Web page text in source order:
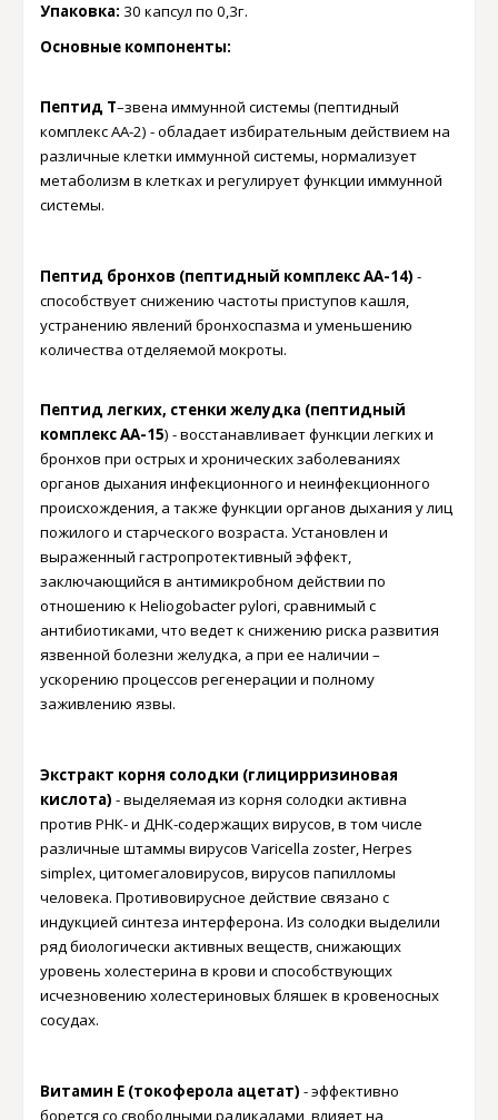
Упаковка: 30 капсул по 0,3г.
Основные компоненты:
Пептид Т–звена иммунной системы (пептидный
комплекс АА-2) - обладает избирательным действием на
различные клетки иммунной системы, нормализует
метаболизм в клетках и регулирует функции иммунной
системы.
Пептид бронхов (пептидный комплекс АА-14) -
способствует снижению частоты приступов кашля,
устранению явлений бронхоспазма и уменьшению
количества отделяемой мокроты.
Пептид легких, стенки желудка (пептидный
комплекс АА-15) -восстанавливает функции легких и
бронхов при острых и хронических заболеваниях
органов дыхания инфекционного и неинфекционного
происхождения, а также функции органов дыхания у лиц
пожилого и старческого возраста. Установлен и
выраженный гастропротективный эффект,
заключающийся в антимикробном действии по
отношению к Heliogobacter pylori, сравнимый с
антибиотиками, что ведет к снижению риска развития
язвенной болезни желудка, а при ее наличии –
ускорению процессов регенерации и полному
заживлению язвы.
Экстракт корня солодки (глицирризиновая
кислота) -выделяемая из корня солодки активна
против РНК- и ДНК-содержащих вирусов, в том числе
различные штаммы вирусов Varicella zoster, Herpes
simplex, цитомегаловирусов, вирусов папилломы
человека. Противовирусное действие связано с
индукцией синтеза интерферона. Из солодки выделили
ряд биологически активных веществ, снижающих
уровень холестерина в крови и способствующих
исчезновению холестериновых бляшек в кровеносных
сосудах.
Витамин Е (токоферола ацетат) -эффективно
борется со свободными радикалами, влияет на